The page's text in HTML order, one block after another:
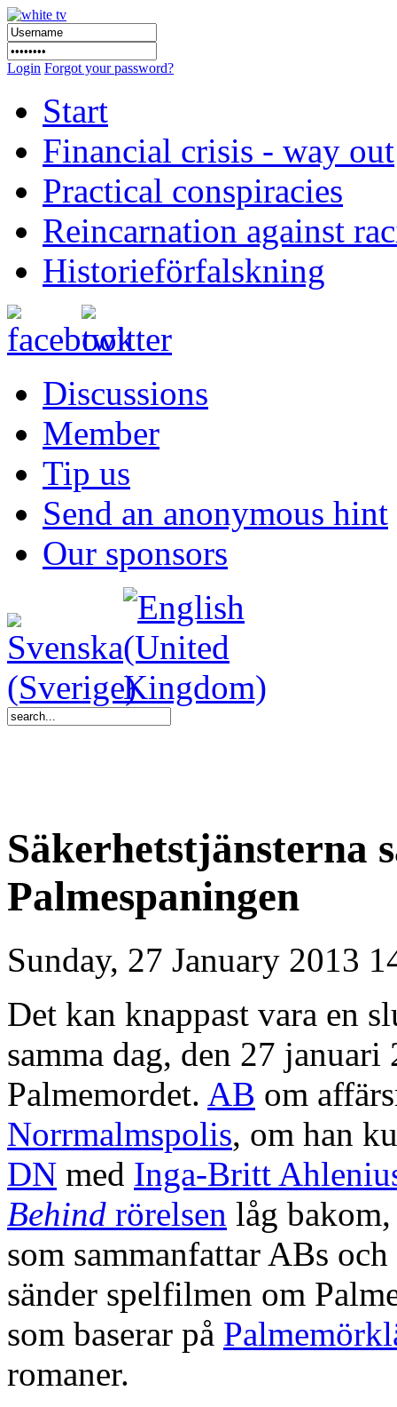
Login Forgot your password?
Start
Financial crisis - way out
Practical conspiracies
Reincarnation against
Historieförfalskning
Discussions
Member
Tip us
Send an anonymous hint
Our sponsors
Säkerhetstjänsterna
Palmespaningen
Sunday, 27 January 2013
Det kan knappast vara en
samma dag, den 27
Palmemordet. AB om
Norrmalmspolis, om han
DN med Inga-Britt
Behind rörelsen låg
som sammanfattar ABs
sänder spelfilmen om
som baserar på
romaner.